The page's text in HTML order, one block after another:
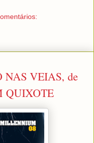
NAS VEIAS, de
QUIXOTE